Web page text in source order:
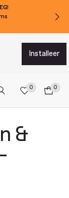
installeer
0 0
&